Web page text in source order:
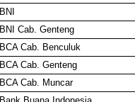
BNI
BNI Cab. Genteng
BCA Cab. Benculuk
BCA Cab. Genteng
BCA Cab. Muncar